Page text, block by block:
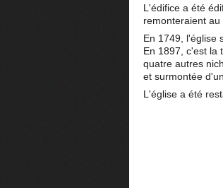
L'édifice a été
remonteraient au
En 1749, l'église
En 1897, c'est la
quatre autres
et surmontée
L'église a été